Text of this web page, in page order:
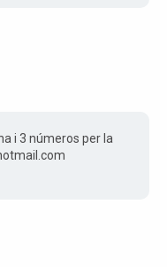
i 3 números per la